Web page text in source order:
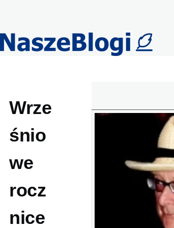
Wrze
śnio
we
rocz
nice